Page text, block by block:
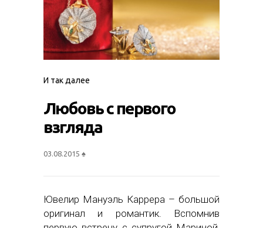
И так далее
Любовь с первого
взгляда
03.08.2015 ♠
Ювелир Мануэль Каррера – большой
оригинал и романтик. Вспомнив